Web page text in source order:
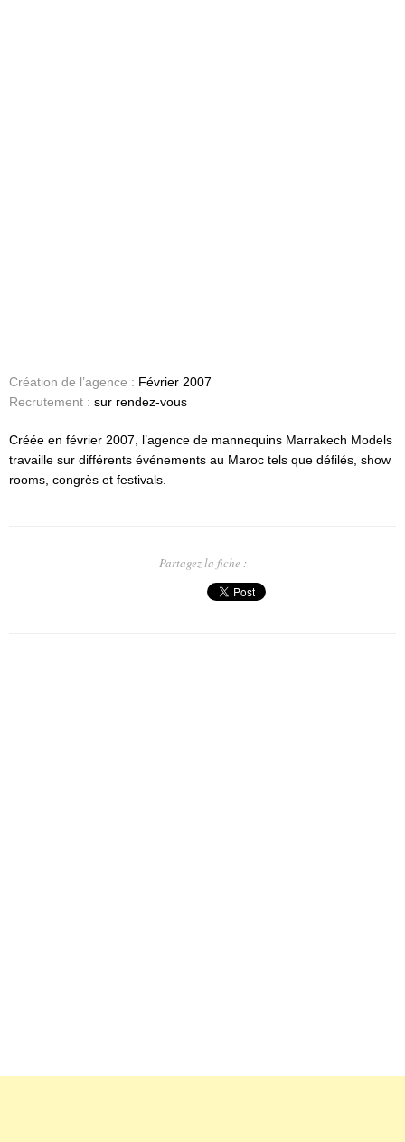
Création de l’agence : Février 2007
Recrutement : sur rendez-vous
Créée en février 2007, l’agence de mannequins Marrakech Models
travaille sur différents événements au Maroc tels que défilés, show
rooms, congrès et festivals.
Partagez la fiche :